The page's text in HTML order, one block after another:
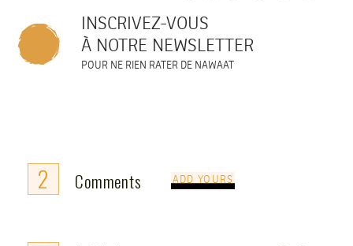
INSCRIVEZ-VOUS
À NOTRE NEWSLETTER
POUR NE RIEN RATER DE NAWAAT
2 Comments ADD YOURS